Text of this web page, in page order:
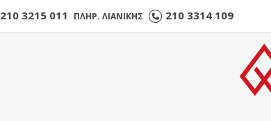
210 3215 011 ΠΛΗΡ. ΛΙΑΝΙΚΗΣ 210 3314 109